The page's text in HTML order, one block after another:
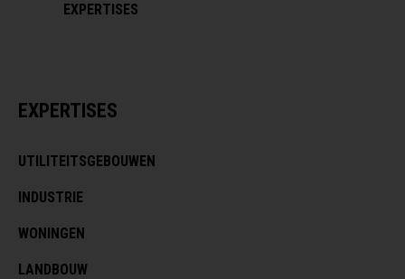
EXPERTISES
EXPERTISES
UTILITEITSGEBOUWEN
INDUSTRIE
WONINGEN
LANDBOUW